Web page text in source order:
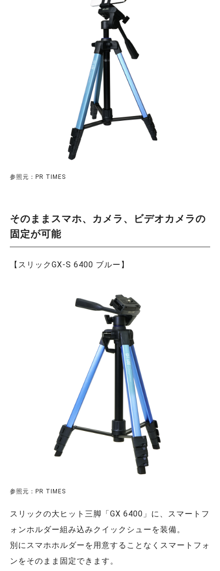
参照元：PR TIMES
そのままスマホ、カメラ、ビデオカメラの
固定が可能
【スリックGX-S 6400 ブルー】
参照元：PR TIMES
スリックの大ヒット三脚「GX 6400」に、スマートフ
ォンホルダー組み込みクイックシューを装備。
別にスマホホルダーを用意することなくスマートフォ
ンをそのまま固定できます。